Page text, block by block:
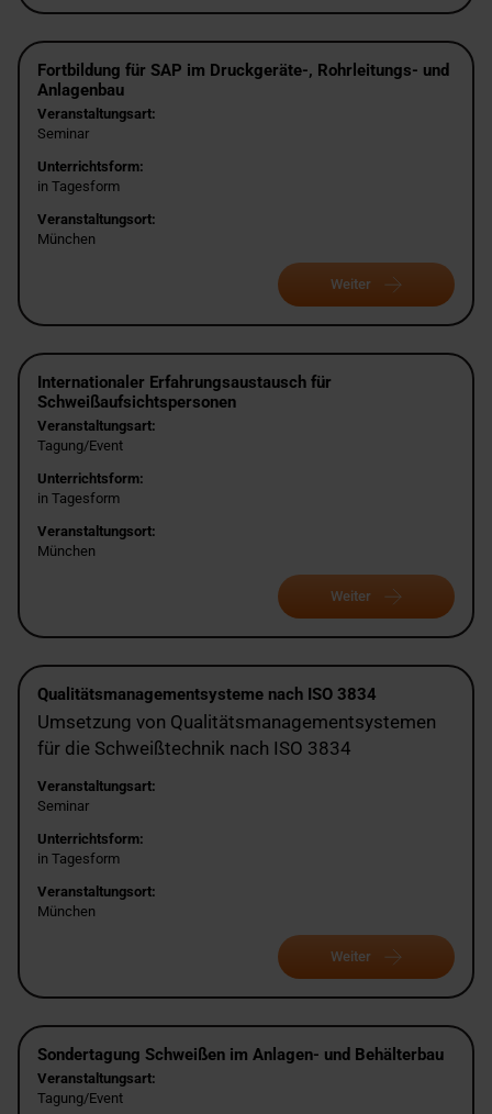
Fortbildung für SAP im Druckgeräte-, Rohrleitungs- und
Anlagenbau
Veranstaltungsart:
Seminar
Unterrichtsform:
in Tagesform
Veranstaltungsort:
München
Weiter
Internationaler Erfahrungsaustausch für
Schweißaufsichtspersonen
Veranstaltungsart:
Tagung/Event
Unterrichtsform:
in Tagesform
Veranstaltungsort:
München
Weiter
Qualitätsmanagementsysteme nach ISO 3834
Umsetzung von Qualitätsmanagementsystemen
für die Schweißtechnik nach ISO 3834
Veranstaltungsart:
Seminar
Unterrichtsform:
in Tagesform
Veranstaltungsort:
München
Weiter
Sondertagung Schweißen im Anlagen- und Behälterbau
Veranstaltungsart:
Tagung/Event